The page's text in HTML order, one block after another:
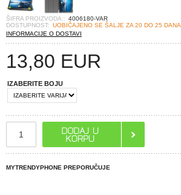
ŠIFRA PROIZVODA:: 4006180-VAR
DOSTUPNOST: UOBIČAJENO SE ŠALJE ZA 20 DO 25 DANA
INFORMACIJE O DOSTAVI
13,80 EUR
IZABERITE BOJU
MYTRENDYPHONE PREPORUČUJE